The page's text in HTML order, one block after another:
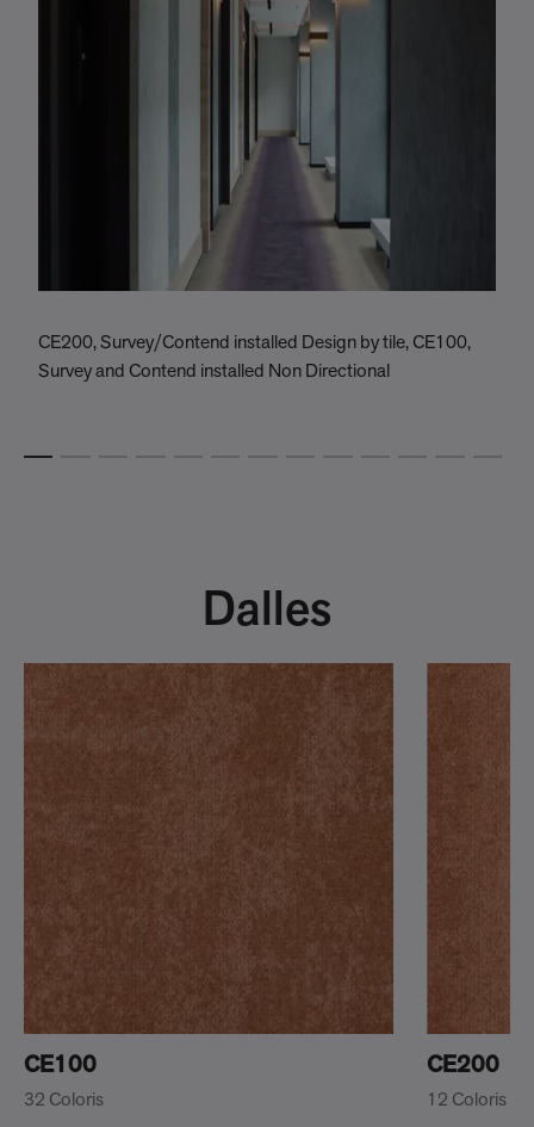
CE200, Survey/Contend installed Design by tile, CE100,
Survey and Contend installed Non Directional
Dalles
CE100
32 Coloris
CE200
12 Coloris